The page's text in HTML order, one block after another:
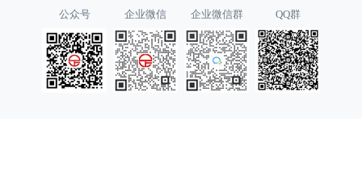
公众号 企业微信 企业微信群 QQ群